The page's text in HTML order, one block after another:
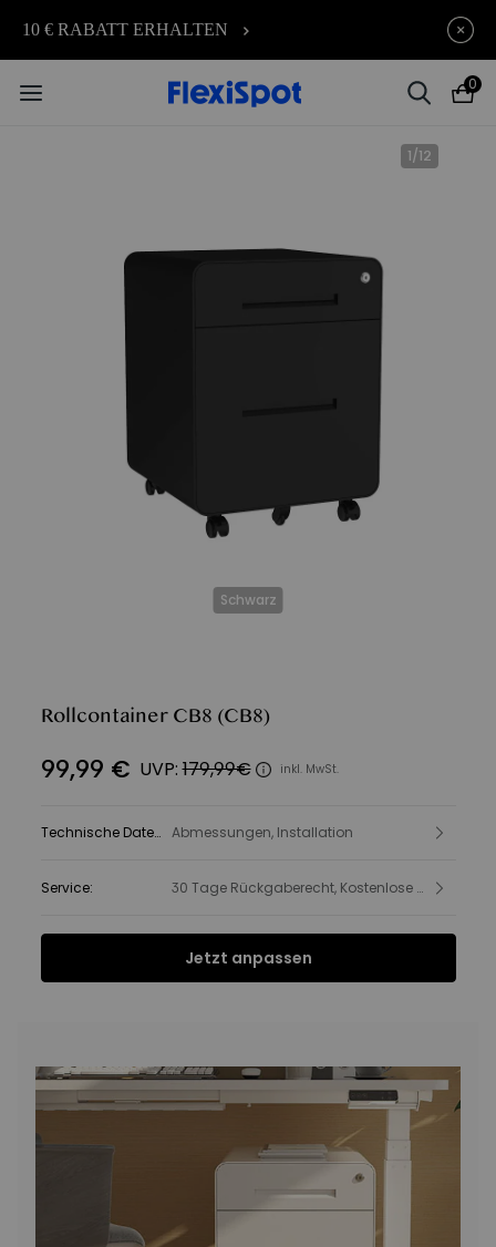
Early-Bird-Angebot für E7, C7, Lotus, PortaGo und Belli
0
1/12
Schwarz
Rollcontainer CB8 (CB8)
99,99 € UVP:179,99€ inkl. MwSt.
Technische Daten Abmessungen, Installation
Service: 30 Tage Rückgaberecht, Kostenlose Lieferung, Produkt- und Sicherheitsinformationen
Jetzt anpassen
10 € RABATT ERHALTEN